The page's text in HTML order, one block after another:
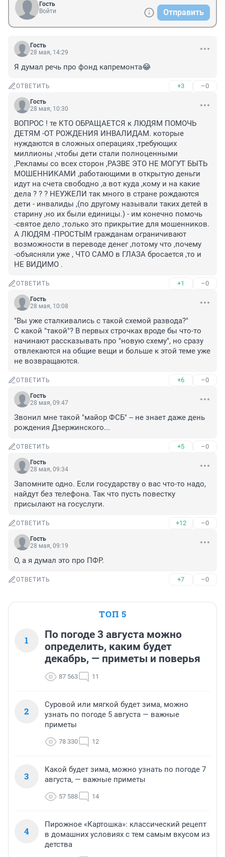
Гость
Войти
Отправить
Гость
28 мая, 14:29
Я думал речь про фонд капремонта😂
ОТВЕТИТЬ +3 –0
Гость
28 мая, 10:30
ВОПРОС ! те КТО ОБРАЩАЕТСЯ к ЛЮДЯМ ПОМОЧЬ
ДЕТЯМ -ОТ РОЖДЕНИЯ ИНВАЛИДАМ. которые
нуждаются в сложных операциях ,требующих
миллионы ,чтобы дети стали полноценными
,Рекламы со всех сторон ,РАЗВЕ ЭТО НЕ МОГУТ БЫТЬ
МОШЕННИКАМИ ,работающими в открытую деньги
идут на счета свободно ,а вот куда ,кому и на какие
дела ? ? ? НЕУЖЕЛИ так много в стране рождаются
дети - инвалиды ,(по другому называли таких детей в
старину ,но их были единицы.) - им конечно помочь
-святое дело ,только это прикрытие для мошенников.
А ЛЮДЯМ -ПРОСТЫМ гражданам ограничивают
возможности в переводе денег ,потому что ,почему
-объясняли уже , ЧТО САМО в ГЛАЗА бросается ,то и
НЕ ВИДИМО .
ОТВЕТИТЬ +1 –0
Гость
28 мая, 10:08
"Вы уже сталкивались с такой схемой развода?"
С какой "такой"? В первых строчках вроде бы что-то
начинают рассказывать про "новую схему", но сразу
отвлекаются на общие вещи и больше к этой теме уже
не возвращаются.
ОТВЕТИТЬ +6 –0
Гость
28 мая, 09:47
Звонил мне такой "майор ФСБ" -- не знает даже день
рождения Дзержинского...
ОТВЕТИТЬ +5 –0
Гость
28 мая, 09:34
Запомните одно. Если государству о вас что-то надо,
найдут без телефона. Так что пусть повестку
присылают на госуслуги.
ОТВЕТИТЬ +12 –0
Гость
28 мая, 09:19
О, а я думал это про ПФР.
ОТВЕТИТЬ +7 –0
ТОП 5
1
По погоде 3 августа можно
определить, каким будет
декабрь, — приметы и поверья
87 563 11
2
Суровой или мягкой будет зима, можно
узнать по погоде 5 августа — важные
приметы
78 330 12
3
Какой будет зима, можно узнать по погоде 7
августа, — важные приметы
57 588 14
4
Пирожное «Картошка»: классический рецепт
в домашних условиях с тем самым вкусом из
детства